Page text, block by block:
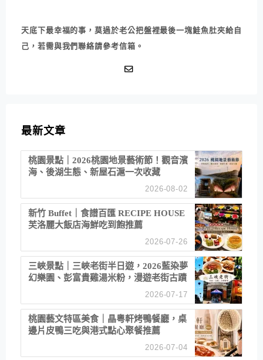
天底下最幸福的事，莫過於老公把盤裡最後一塊鮭魚肚夾給自
己，若需與我們聯絡請參考信箱。
最新文章
桃園景點｜2026桃園地景藝術節！觀音濱
海、後湖生態、新屋石滬一次收藏
2026-08-02
新竹 Buffet｜食譜百匯 RECIPE HOUSE
芙洛麗大飯店海鮮吃到飽推薦
2026-07-26
三峽景點｜三峽老街半日遊，2026藍染夢
幻樂園、彭富貴雞湯米粉，漫遊老街古蹟
2026-07-17
桃園藝文特區美食｜晶粵軒烤鴨餐廳，桌
邊片皮鴨三吃與港式點心聚餐推薦
2026-07-04